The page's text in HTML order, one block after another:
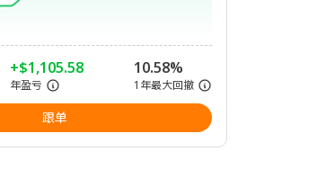
+$1,105.58
年盈亏
10.58%
1年最大回撤
跟单